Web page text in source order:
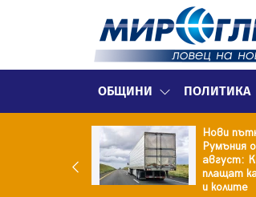
ОБЩИНИ ПОЛИТИКА
Нови
Румъния
август:
плащат
и колите